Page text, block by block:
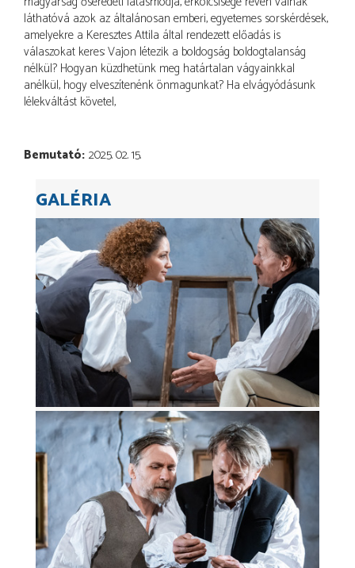
láthatóvá azok az általánosan emberi, egyetemes sorskérdések,
amelyekre a Keresztes Attila által rendezett előadás is
válaszokat keres: Vajon létezik a boldogság boldogtalanság
nélkül? Hogyan küzdhetünk meg határtalan vágyainkkal
anélkül, hogy elveszítenénk önmagunkat? Ha elvágyódásunk
lélekváltást követel,
Bemutató 2025. 02. 15.
GALÉRIA